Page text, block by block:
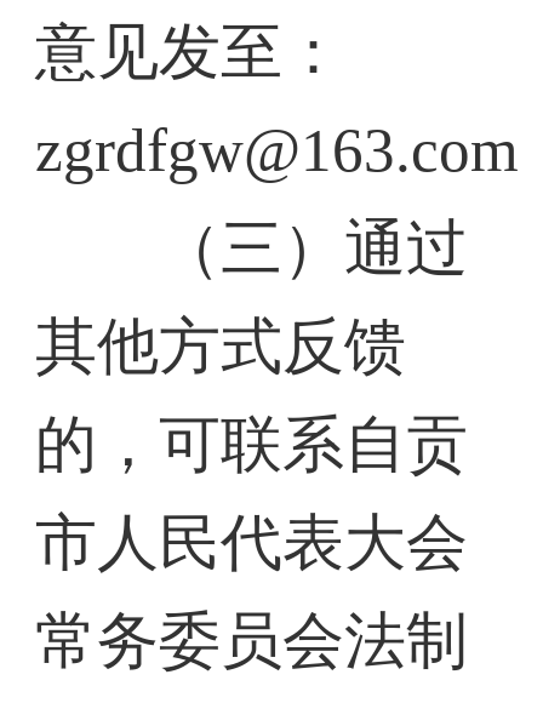
意见发至：
zgrdfgw@163.com
（三）通过
其他方式反馈
的，可联系自贡
市人民代表大会
常务委员会法制